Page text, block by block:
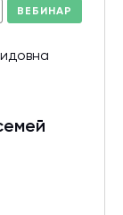
ВЕБИНАР